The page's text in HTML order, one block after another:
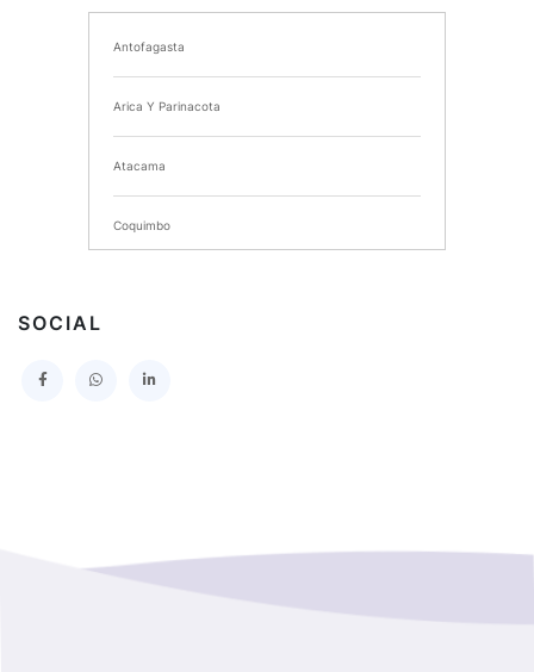
I MUNICIPALIDAD DE CHIMBARONGO
INSTITUTO NACIONAL DE DEPORTES DE CHILE
SERVICIO DE SALUD DEL MAULE HOSPITAL DE
TALCA
I MUNICIPALIDAD DE PROVIDENCIA
SERVICIO DE SALUD TALCAHUANO HOSPITAL DE
GOBERNACION PROVINCIAL DE TALCA
Antofagasta
Arica Y Parinacota
Atacama
Coquimbo
SOCIAL